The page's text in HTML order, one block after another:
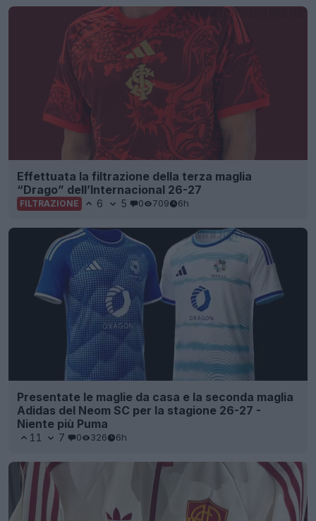
Effettuata la filtrazione della terza maglia
“Drago” dell’Internacional 26-27
FILTRAZIONE 6 5 0 709 6h
Presentate le maglie da casa e la seconda maglia
Adidas del Neom SC per la stagione 26-27 -
Niente più Puma
11 7 0 326 6h